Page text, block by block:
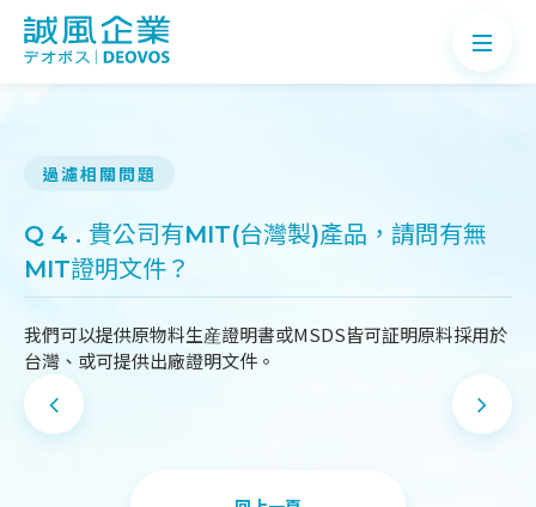
過濾相關問題
Q 4 . 貴公司有MIT(台灣製)產品，請問有無
MIT證明文件？
我們可以提供原物料生産證明書或MSDS皆可証明原料採用於
台灣、或可提供出廠證明文件。
關於誠風
案例分享
最新消息